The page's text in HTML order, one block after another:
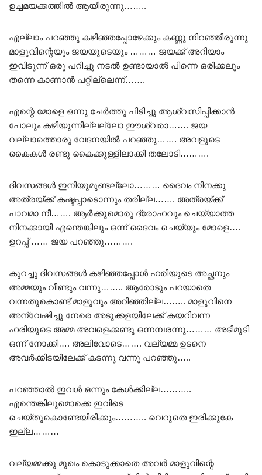
ഉച്ചമയക്കത്തിൽ ആയിരുന്നു……..
എല്ലാം പറഞ്ഞു കഴിഞ്ഞപ്പോഴേക്കും കണ്ണു നിറഞ്ഞിരുന്നു
മാളുവിന്റെയും ജയയുടെയും ……… ജയക്ക് അറിയാം
ഇവിടുന്ന് ഒരു പറിച്ചു നടൽ ഉണ്ടായാൽ പിന്നെ ഒരിക്കലും
തന്നെ കാണാൻ പറ്റില്ലെന്ന്…….
എന്റെ മോളെ ഒന്നു ചേർത്തു പിടിച്ചു ആശ്വസിപ്പിക്കാൻ
പോലും കഴിയുന്നില്ലല്ലോ ഈശ്വരാ……. ജയ
വല്ലാത്തൊരു വേദനയിൽ പറഞ്ഞു……. അവളുടെ
കൈകൾ രണ്ടു കൈക്കുള്ളിലാക്കി തലോടി……….
ദിവസങ്ങൾ ഇനിയുമുണ്ടല്ലോ……… ദൈവം നിനക്കു
അത്രയ്ക്ക് കഷ്ടപ്പാടൊന്നും തരില്ല……. അത്രയ്ക്ക്
പാവമാ നീ……. ആർക്കുമൊരു ദ്രോഹവും ചെയ്യാത്ത
നിനക്കായി എന്തെങ്കിലും ഒന്ന് ദൈവം ചെയ്യും മോളെ….
ഉറപ്പ് …… ജയ പറഞ്ഞു……….
കുറച്ചു ദിവസങ്ങൾ കഴിഞ്ഞപ്പോൾ ഹരിയുടെ അച്ഛനും
അമ്മയും വീണ്ടും വന്നു…….. ആരോടും പറയാതെ
വന്നതുകൊണ്ട് മാളുവും അറിഞ്ഞില്ല…….. മാളുവിനെ
അന്വേഷിച്ചു നേരെ അടുക്കളയിലേക്ക് കയറിവന്ന
ഹരിയുടെ അമ്മ അവളെക്കണ്ടു ഒന്നമ്പരന്നു……… അടിമുടി
ഒന്ന് നോക്കി…. അലിവോടെ……. വല്യമ്മ ഉടനെ
അവർക്കിടയിലേക്ക് കടന്നു വന്നു പറഞ്ഞു…..
പറഞ്ഞാൽ ഇവൾ ഒന്നും കേൾക്കില്ല………..
എന്തെങ്കിലുമൊക്കെ ഇവിടെ
ചെയ്തുകൊണ്ടേയിരിക്കും……….. വെറുതെ ഇരിക്കുകേ
ഇല്ല………
വല്യമ്മക്കു മുഖം കൊടുക്കാതെ അവർ മാളുവിന്റെ